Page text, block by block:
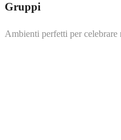
Gruppi
Ambienti perfetti per celebrare